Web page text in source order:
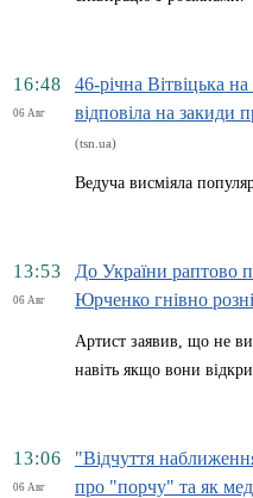
16:48
06 Авг
46-річна Вітвіцька на
відповіла на закиди
(tsn.ua)
Ведуча висміяла
13:53
06 Авг
До України раптово
Юрченко гнівно
Артист заявив, що не
навіть якщо вони
13:06
06 Авг
"Відчуття
про "порчу" та як